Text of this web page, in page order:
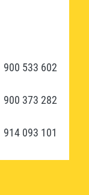
900 533 602
900 373 282
914 093 101